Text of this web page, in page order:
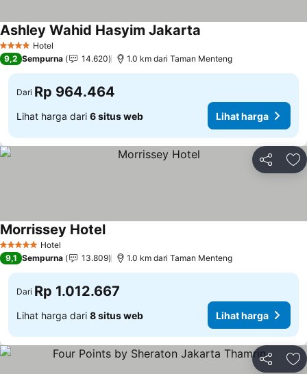
4 BintangHotel
Ashley Wahid Hasyim Jakarta
9,2 Sempurna 14.620 1.0 km dari Taman Menteng
Dari Rp 964.464
Lihat harga dari 6 situs web Lihat harga
Bagikan
5 Bintang Hotel
Morrissey HotelLihat harga
9,1 Sempurna 13.809 1.0 km dari Taman Menteng
Dari Rp 1.012.667
Lihat harga dari 8 situs web Lihat harga
Bagikan